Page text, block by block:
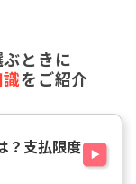
ときに
をご紹介
？支払限度